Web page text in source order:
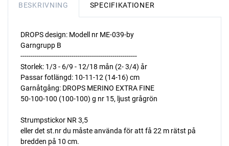
BESKRIVNING SPECIFIKATIONER
DROPS design: Modell nr ME-039-by
Garngrupp B
---------------------------------------------------------
Storlek: 1/3 - 6/9 - 12/18 mån (2- 3/4) år
Passar fotlängd: 10-11-12 (14-16) cm
Garnåtgång: DROPS MERINO EXTRA FINE
50-100-100 (100-100) g nr 15, ljust grågrön
Strumpstickor NR 3,5 
eller det st.nr du måste använda för att få 22 m rätst på
bredden på 10 cm.